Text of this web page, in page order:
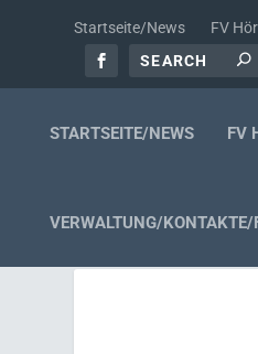
Startseite/News FV
STARTSEITE/NEWS FV
VERWALTUNG/KONTAKTE/